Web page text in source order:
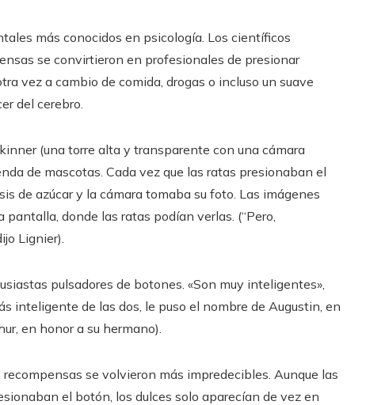
más conocidos en psicología. Los científicos
se convirtieron en profesionales de presionar
vez a cambio de comida, drogas o incluso un suave
del cerebro.
(una torre alta y transparente con una cámara
de mascotas. Cada vez que las ratas presionaban el
de azúcar y la cámara tomaba su foto. Las imágenes
donde las ratas podían verlas. (“Pero,
Lignier).
pulsadores de botones. «Son muy inteligentes»,
inteligente de las dos, le puso el nombre de Augustin, en
en honor a su hermano).
se volvieron más impredecibles. Aunque las
el botón, los dulces solo aparecían de vez en